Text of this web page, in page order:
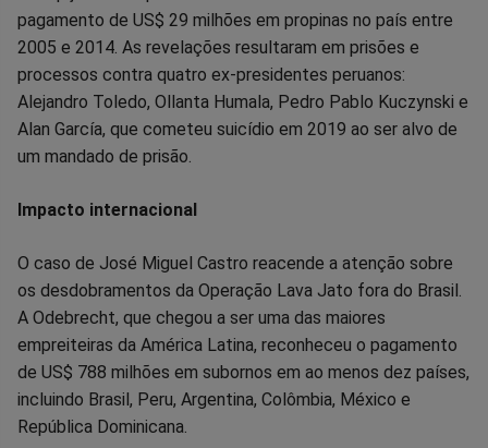
pagamento de US$ 29 milhões em propinas no país entre
2005 e 2014. As revelações resultaram em prisões e
processos contra quatro ex-presidentes peruanos:
Alejandro Toledo, Ollanta Humala, Pedro Pablo Kuczynski e
Alan García, que cometeu suicídio em 2019 ao ser alvo de
um mandado de prisão.
Impacto internacional
O caso de José Miguel Castro reacende a atenção sobre
os desdobramentos da Operação Lava Jato fora do Brasil.
A Odebrecht, que chegou a ser uma das maiores
empreiteiras da América Latina, reconheceu o pagamento
de US$ 788 milhões em subornos em ao menos dez países,
incluindo Brasil, Peru, Argentina, Colômbia, México e
República Dominicana.